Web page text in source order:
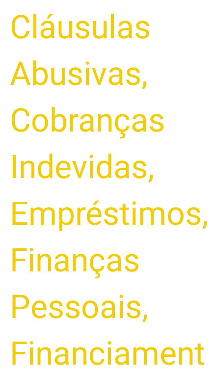
Cláusulas
Abusivas,
Cobranças
Indevidas,
Empréstimos,
Finanças
Pessoais,
Financiament